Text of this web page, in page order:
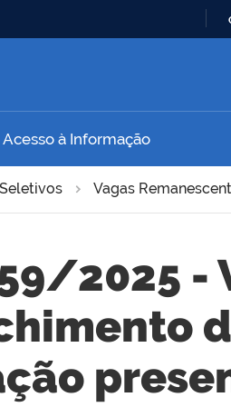
Acesso à Informação
Vagas
2025 -